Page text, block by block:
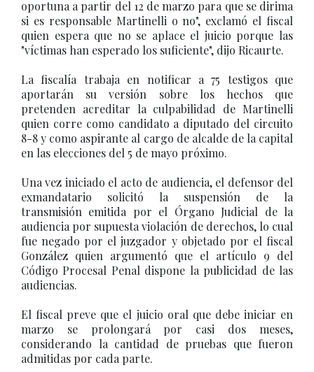
oportuna a partir del 12 de marzo para que se dirima
si es responsable Martinelli o no", exclamó el fiscal
quien espera que no se aplace el juicio porque las
"víctimas han esperado los suficiente", dijo Ricaurte.
La fiscalía trabaja en notificar a 75 testigos que
aportarán su versión sobre los hechos que
pretenden acreditar la culpabilidad de Martinelli
quien corre como candidato a diputado del circuito
8-8 y como aspirante al cargo de alcalde de la capital
en las elecciones del 5 de mayo próximo.
Una vez iniciado el acto de audiencia, el defensor del
exmandatario solicitó la suspensión de la
transmisión emitida por el Órgano Judicial de la
audiencia por supuesta violación de derechos, lo cual
fue negado por el juzgador y objetado por el fiscal
González quien argumentó que el artículo 9 del
Código Procesal Penal dispone la publicidad de las
audiencias.
El fiscal preve que el juicio oral que debe iniciar en
marzo se prolongará por casi dos meses,
considerando la cantidad de pruebas que fueron
admitidas por cada parte.